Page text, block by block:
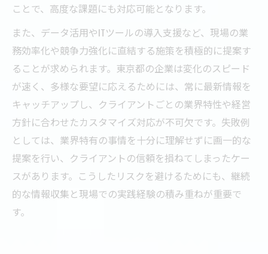
ことで、高度な課題にも対応可能となります。
また、データ活用やITツールの導入支援など、現場の業
務効率化や競争力強化に直結する施策を積極的に提案す
ることが求められます。東京都の企業は変化のスピード
が速く、多様な要望に応えるためには、常に最新情報を
キャッチアップし、クライアントごとの業界特性や経営
方針に合わせたカスタマイズ対応が不可欠です。失敗例
としては、業界特有の事情を十分に理解せずに画一的な
提案を行い、クライアントの信頼を損ねてしまったケー
スがあります。こうしたリスクを避けるためにも、継続
的な情報収集と現場での実践経験の積み重ねが重要で
す。